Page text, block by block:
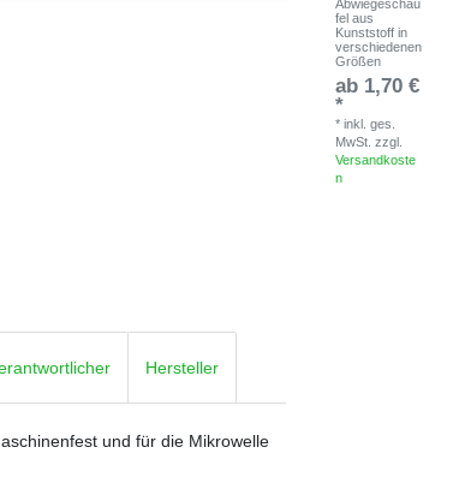
Abwiegeschau
fel aus
Kunststoff in
verschiedenen
Größen
ab 1,70 €
*
*inkl. ges.
MwSt. zzgl.
Versandkoste
n
Hersteller
und für die Mikrowelle